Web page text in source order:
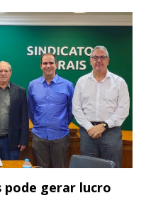
pode gerar lucro